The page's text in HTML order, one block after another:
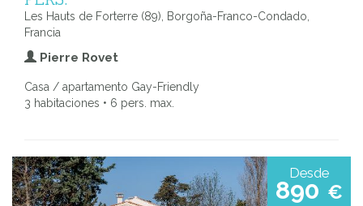
Les Hauts de Forterre (89), Borgoña-Franco-Condado,
Francia
Pierre Rovet
Casa / apartamento Gay-Friendly
3 habitaciones • 6 pers. max.
Desde
890 €